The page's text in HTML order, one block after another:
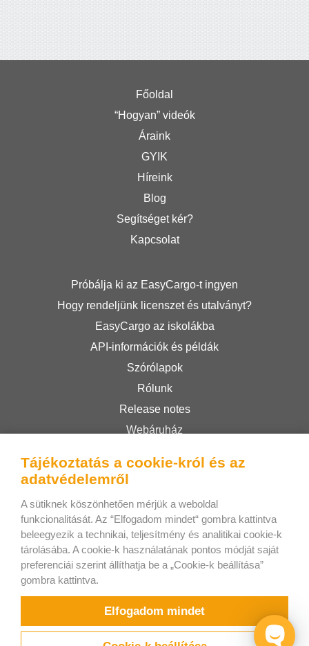
Főoldal
“Hogyan” videók
Áraink
GYIK
Híreink
Blog
Segítséget kér?
Kapcsolat
Próbálja ki az EasyCargo-t ingyen
Hogy rendeljünk licenszet és utalványt?
EasyCargo az iskolákba
API-információk és példák
Szórólapok
Rólunk
Release notes
Webáruház
Privacy Policy
Bee Interactive s.r.o.
U Pekarky 484/1a
180 00 Prague 8 – Liben
Tájékoztatás a cookie-król és az
adatvédelemről
A sütiknek köszönhetően mérjük a weboldal
funkcionalitását. Az “Elfogadom mindet“ gombra kattintva
beleegyezik a technikai, teljesítmény és analitikai cookie-k
tárolásába. A cookie-k használatának pontos módját saját
preferenciái szerint állíthatja be a „Cookie-k beállítása”
gombra kattintva.
Elfogadom mindet